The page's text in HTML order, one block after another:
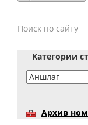
Категории
Архив